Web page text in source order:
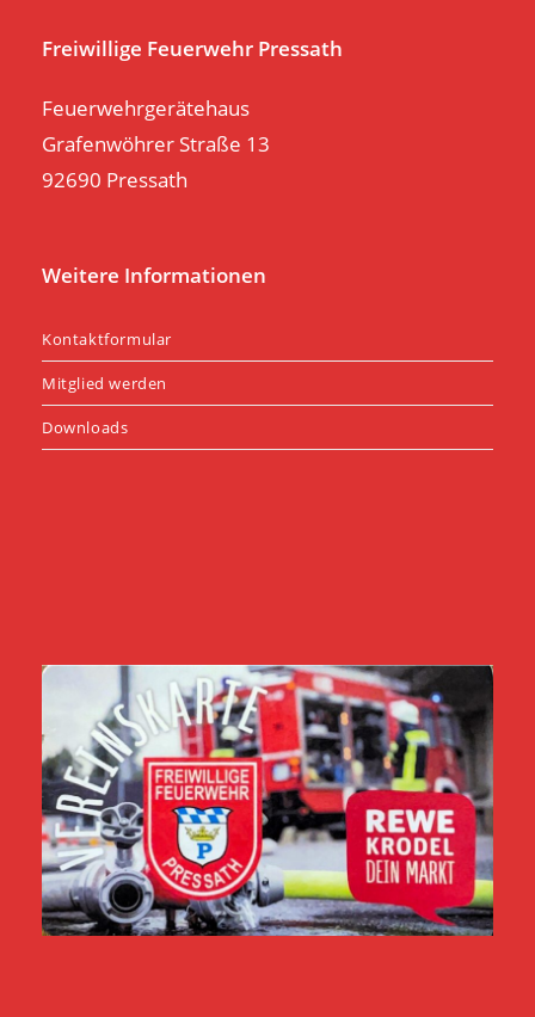
Freiwillige Feuerwehr Pressath
Feuerwehrgerätehaus
Grafenwöhrer Straße 13
92690 Pressath
Weitere Informationen
Kontaktformular
Mitglied werden
Downloads